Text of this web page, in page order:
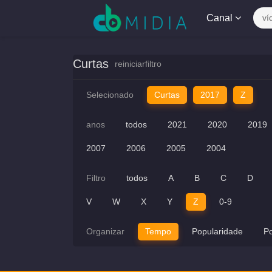
Canal
Curtas reiniciarfiltro
Selecionado Curtas 2017 Z
anos todos 2021 2020 2019
2007 2006 2005 2004
Filtro todos A B C D
V W X Y Z 0-9
Organizar Tempo Popularidade